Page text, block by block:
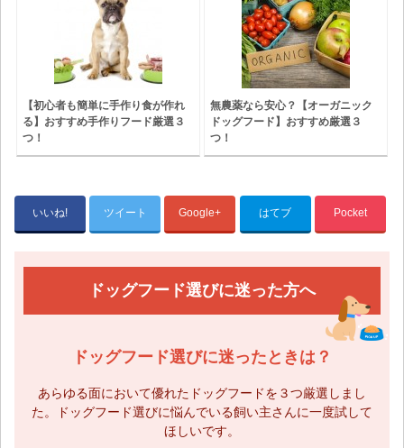
【初心者も簡単に手作り食が作れ
る】おすすめ手作りフード厳選３
つ！
無農薬なら安心？【オーガニック
ドッグフード】おすすめ厳選３
つ！
いいね! ツイート Google+ はてブ Pocket
ドッグフード選びに迷った方へ
ドッグフード選びに迷ったときは？
あらゆる面において優れたドッグフードを３つ厳選しまし
た。
ドッグフード選びに悩んでいる飼い主さんに一度試して
ほしいです。